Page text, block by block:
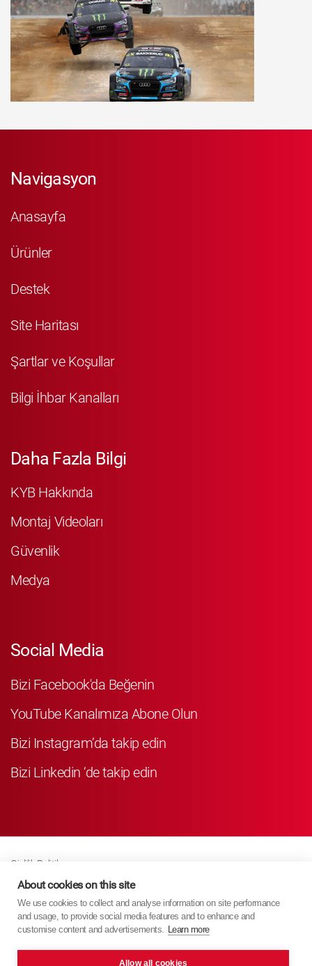
Navigasyon
Anasayfa
Ürünler
Destek
Site Haritası
Şartlar ve Koşullar
Bilgi İhbar Kanalları
Daha Fazla Bilgi
KYB Hakkında
Montaj Videoları
Güvenlik
Medya
Social Media
Bizi Facebook'da Beğenin
YouTube Kanalımıza Abone Olun
Bizi Instagram’da takip edin
Bizi Linkedin ‘de takip edin
Gizlilik Politikası
Business Partner Privacy
Çerez Poli̇ti̇kasi
Modern Slavery Act Policy
About cookies on this site
We use cookies to collect and analyse information on site performance
and usage, to provide social media features and to enhance and
customise content and advertisements. Learn more
Allow all cookies